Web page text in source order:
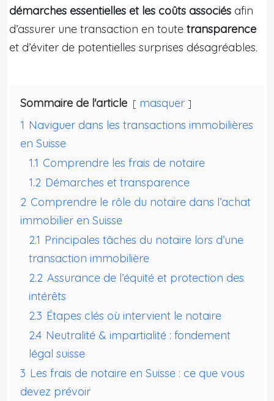
démarches essentielles et les coûts associés afin
d’assurer une transaction en toute transparence
et d’éviter de potentielles surprises désagréables.
Sommaire de l'article
masquer
1 Naviguer dans les transactions immobilières
en Suisse
1.1 Comprendre les frais de notaire
1.2 Démarches et transparence
2 Comprendre le rôle du notaire dans l’achat
immobilier en Suisse
2.1 Principales tâches du notaire lors d’une
transaction immobilière
2.2 Assurance de l’équité et protection des
intérêts
2.3 Étapes clés où intervient le notaire
2.4 Neutralité & impartialité : fondement
légal suisse
3 Les frais de notaire en Suisse : ce que vous
devez prévoir